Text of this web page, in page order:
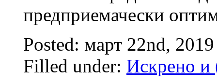
предприемачески
Posted: март 22nd,
Filled under: Искрено и